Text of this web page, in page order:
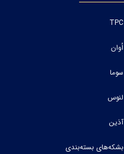
TPC
اُوان
سوما
لنوس
آذین
بشکه‌های بسته‌بندی